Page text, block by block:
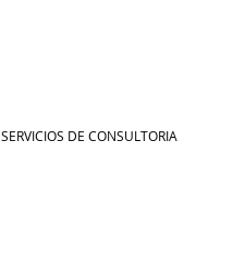
SERVICIOS DE CONSULTORIA